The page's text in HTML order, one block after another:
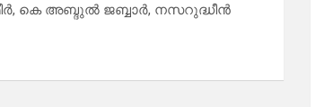
കെ അബ്ദുൽ ജബ്ബാർ, നസറുദ്ധീൻ